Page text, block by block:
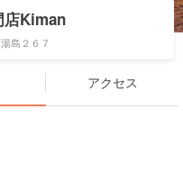
店Kiman
島２６７
アクセス